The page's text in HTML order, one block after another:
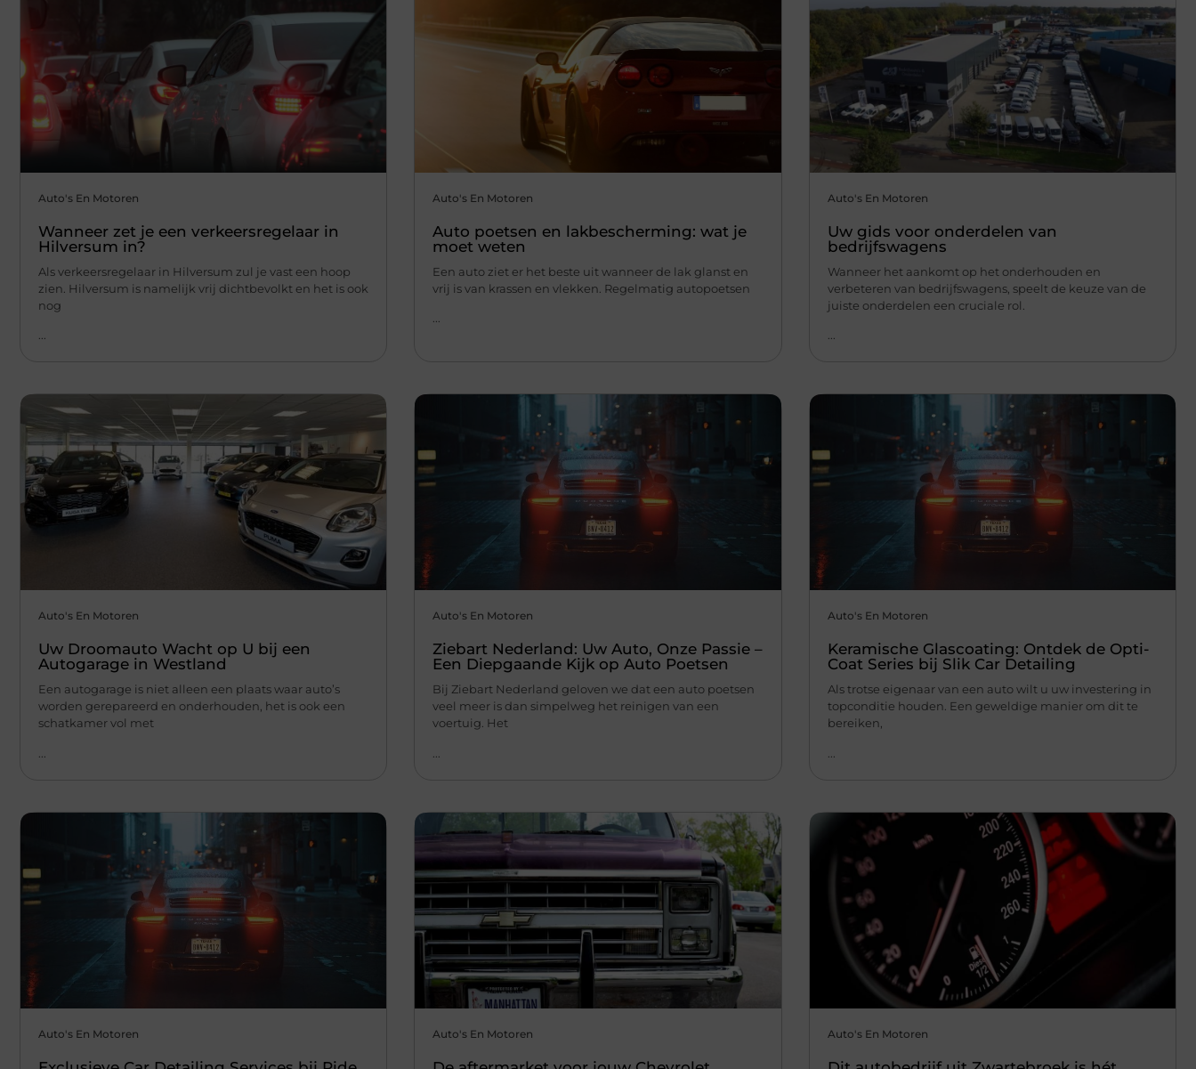
Auto's En Motoren
Wanneer zet je een verkeersregelaar in
Hilversum in?
Als verkeersregelaar in Hilversum zul je vast een hoop
zien. Hilversum is namelijk vrij dichtbevolkt en het is ook
nog
...
Auto's En Motoren
Auto poetsen en lakbescherming: wat je
moet weten
Een auto ziet er het beste uit wanneer de lak glanst en
vrij is van krassen en vlekken. Regelmatig autopoetsen
...
Auto's En Motoren
Uw gids voor onderdelen van
bedrijfswagens
Wanneer het aankomt op het onderhouden en
verbeteren van bedrijfswagens, speelt de keuze van de
juiste onderdelen een cruciale rol.
...
Auto's En Motoren
Uw Droomauto Wacht op U bij een
Autogarage in Westland
Een autogarage is niet alleen een plaats waar auto’s
worden gerepareerd en onderhouden, het is ook een
schatkamer vol met
Auto's En Motoren
Ziebart Nederland: Uw Auto, Onze Passie –
Een Diepgaande Kijk op Auto Poetsen
Bij Ziebart Nederland geloven we dat een auto poetsen
veel meer is dan simpelweg het reinigen van een
voertuig. Het
Auto's En Motoren
Keramische Glascoating: Ontdek de Opti-
Coat Series bij Slik Car Detailing
Als trotse eigenaar van een auto wilt u uw investering in
topconditie houden. Een geweldige manier om dit te
bereiken,
Auto's En Motoren Auto's En Motoren Auto's En Motoren